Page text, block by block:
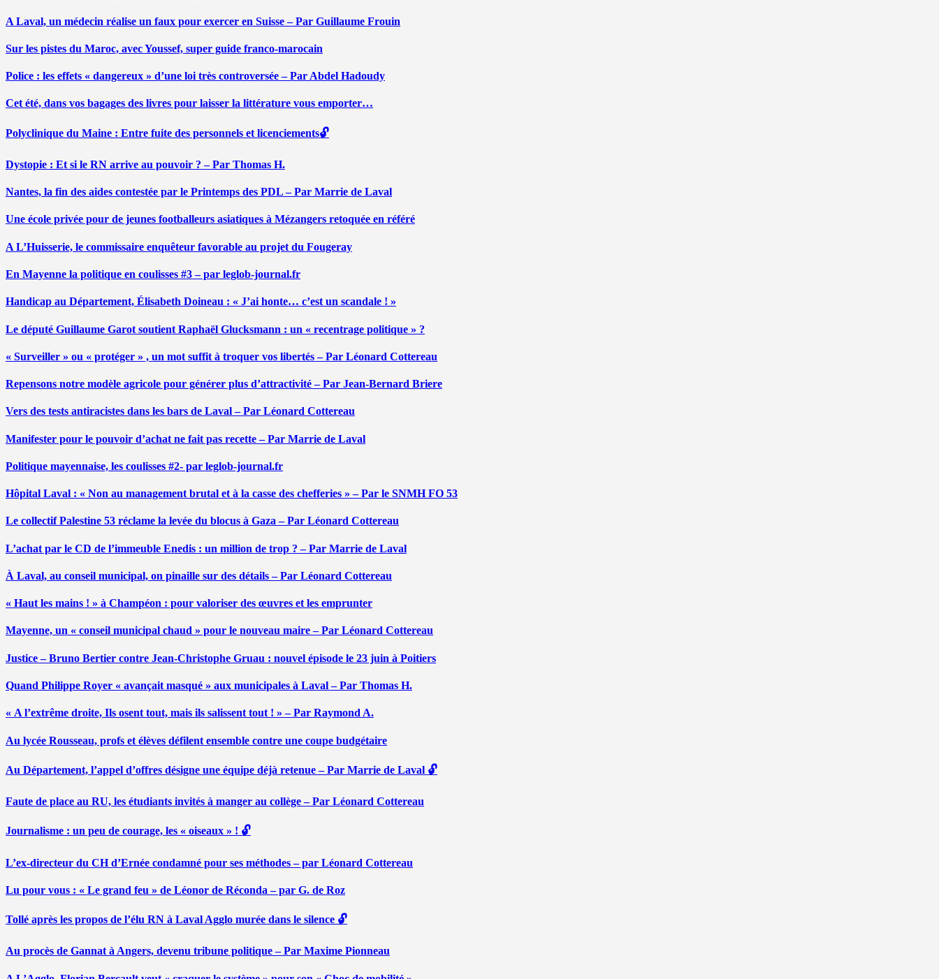
A Laval, un médecin réalise un faux pour exercer en Suisse – Par Guillaume Frouin
Sur les pistes du Maroc, avec Youssef, super guide franco-marocain
Police : les effets « dangereux » d’une loi très controversée – Par Abdel Hadoudy
Cet été, dans vos bagages des livres pour laisser la littérature vous emporter…
Polyclinique du Maine : Entre fuite des personnels et licenciements🔓
Dystopie : Et si le RN arrive au pouvoir ? – Par Thomas H.
Nantes, la fin des aides contestée par le Printemps des PDL – Par Marrie de Laval
Une école privée pour de jeunes footballeurs asiatiques à Mézangers retoquée en référé
A L’Huisserie, le commissaire enquêteur favorable au projet du Fougeray
En Mayenne la politique en coulisses #3 – par leglob-journal.fr
Handicap au Département, Élisabeth Doineau : « J’ai honte… c’est un scandale ! »
Le député Guillaume Garot soutient Raphaël Glucksmann : un « recentrage politique » ?
« Surveiller » ou « protéger » , un mot suffit à troquer vos libertés – Par Léonard Cottereau
Repensons notre modèle agricole pour générer plus d’attractivité – Par Jean-Bernard Briere
Vers des tests antiracistes dans les bars de Laval – Par Léonard Cottereau
Manifester pour le pouvoir d’achat ne fait pas recette – Par Marrie de Laval
Politique mayennaise, les coulisses #2- par leglob-journal.fr
Hôpital Laval : « Non au management brutal et à la casse des chefferies » – Par le SNMH FO 53
Le collectif Palestine 53 réclame la levée du blocus à Gaza – Par Léonard Cottereau
L’achat par le CD de l’immeuble Enedis : un million de trop ? – Par Marrie de Laval
À Laval, au conseil municipal, on pinaille sur des détails – Par Léonard Cottereau
« Haut les mains ! » à Champéon : pour valoriser des œuvres et les emprunter
Mayenne, un « conseil municipal chaud » pour le nouveau maire – Par Léonard Cottereau
Justice – Bruno Bertier contre Jean-Christophe Gruau : nouvel épisode le 23 juin à Poitiers
Quand Philippe Royer « avançait masqué » aux municipales à Laval – Par Thomas H.
« A l’extrême droite, Ils osent tout, mais ils salissent tout ! » – Par Raymond A.
Au lycée Rousseau, profs et élèves défilent ensemble contre une coupe budgétaire
Au Département, l’appel d’offres désigne une équipe déjà retenue – Par Marrie de Laval 🔓
Faute de place au RU, les étudiants invités à manger au collège – Par Léonard Cottereau
Journalisme : un peu de courage, les « oiseaux » ! 🔓
L’ex-directeur du CH d’Ernée condamné pour ses méthodes – par Léonard Cottereau
Lu pour vous : « Le grand feu » de Léonor de Réconda – par G. de Roz
Tollé après les propos de l’élu RN à Laval Agglo murée dans le silence 🔓
Au procès de Gannat à Angers, devenu tribune politique – Par Maxime Pionneau